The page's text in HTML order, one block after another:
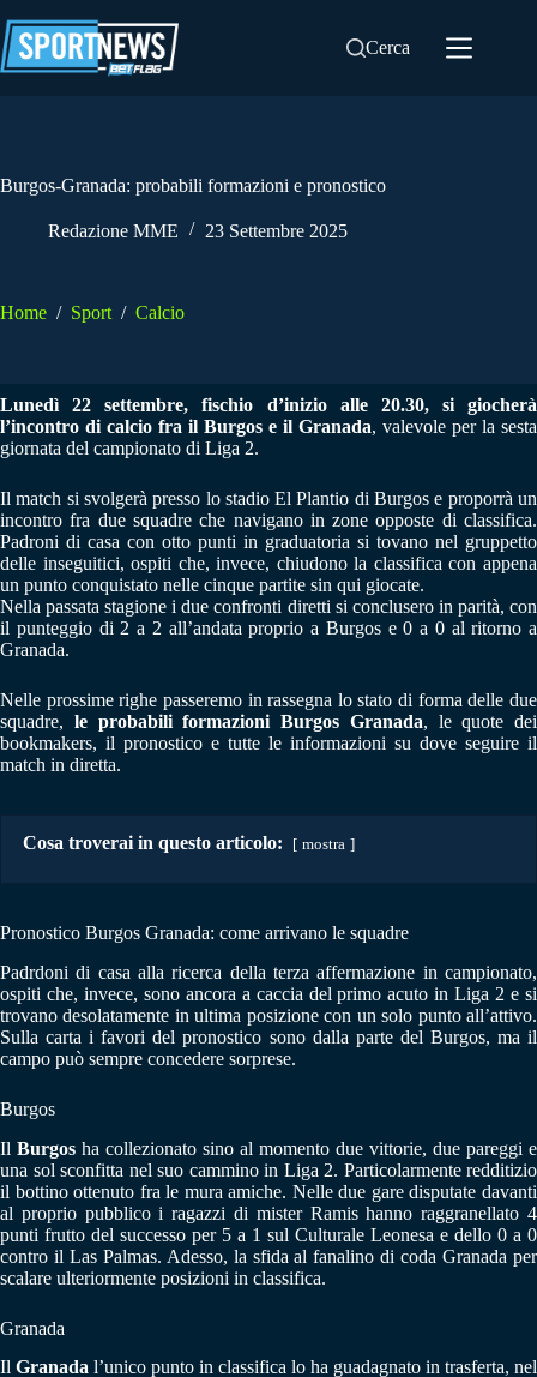
al
contenuto
Cerca
Burgos-Granada: probabili formazioni e pronostico
Redazione MME 23 Settembre 2025
Home / Sport / Calcio
Lunedì 22 settembre, fischio d’inizio alle 20.30, si giocherà
l’incontro di calcio fra il Burgos e il Granada, valevole per la sesta
giornata del campionato di Liga 2.
Il match si svolgerà presso lo stadio El Plantio di Burgos e proporrà un
incontro fra due squadre che navigano in zone opposte di classifica.
Padroni di casa con otto punti in graduatoria si tovano nel gruppetto
delle inseguitici, ospiti che, invece, chiudono la classifica con appena
un punto conquistato nelle cinque partite sin qui giocate.
Nella passata stagione i due confronti diretti si conclusero in parità, con
il punteggio di 2 a 2 all’andata proprio a Burgos e 0 a 0 al ritorno a
Granada.
Nelle prossime righe passeremo in rassegna lo stato di forma delle due
squadre, le probabili formazioni Burgos Granada, le quote dei
bookmakers, il pronostico e tutte le informazioni su dove seguire il
match in diretta.
Cosa troverai in questo articolo: mostra
Pronostico Burgos Granada: come arrivano le squadre
Padrdoni di casa alla ricerca della terza affermazione in campionato,
ospiti che, invece, sono ancora a caccia del primo acuto in Liga 2 e si
trovano desolatamente in ultima posizione con un solo punto all’attivo.
Sulla carta i favori del pronostico sono dalla parte del Burgos, ma il
campo può sempre concedere sorprese.
Burgos
Il Burgos ha collezionato sino al momento due vittorie, due pareggi e
una sol sconfitta nel suo cammino in Liga 2. Particolarmente redditizio
il bottino ottenuto fra le mura amiche. Nelle due gare disputate davanti
al proprio pubblico i ragazzi di mister Ramis hanno raggranellato 4
punti frutto del successo per 5 a 1 sul Culturale Leonesa e dello 0 a 0
contro il Las Palmas. Adesso, la sfida al fanalino di coda Granada per
scalare ulteriormente posizioni in classifica.
Granada
Il Granada l’unico punto in classifica lo ha guadagnato in trasferta, nel